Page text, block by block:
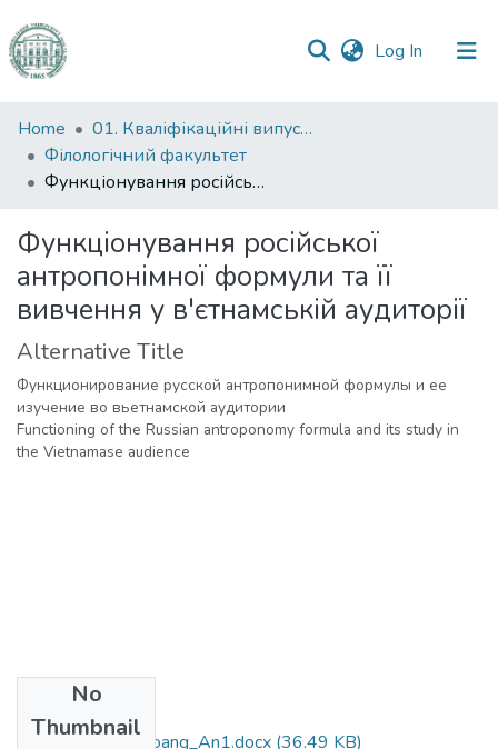
Log In (current)
Communities
&
Collections
Statistics
Home
01. Кваліфікаційні випускні роботи здобувачів вищої освіти
Філологічний факультет
Функціонування російської антропонімної формули та її вивчення у в'єтнамській аудиторії
Функціонування російської
антропонімної формули та її
вивчення у в'єтнамській аудиторії
Alternative Title
Функционирование русской антропонимной формулы и ее
изучение во вьетнамской аудитории
Functioning of the Russian antroponomy formula and its study in
the Vietnamase audience
No
Thumbnail
6.020303_Liu_Hoang_An1.docx (36.49 KB)